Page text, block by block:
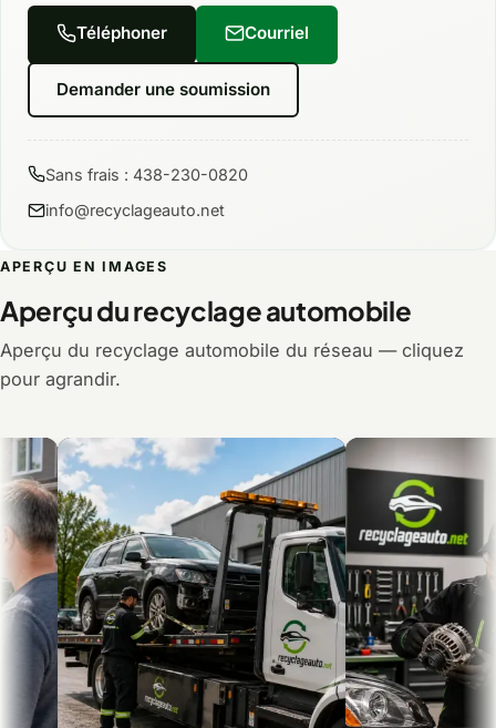
Téléphoner Courriel
Demander une soumission
Sans frais : 438-230-0820
info@recyclageauto.net
APERÇU EN IMAGES
Aperçu du recyclage automobile
Aperçu du recyclage automobile du réseau — cliquez
pour agrandir.